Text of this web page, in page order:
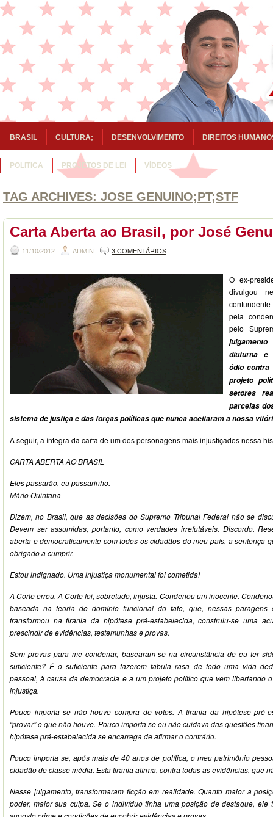
BRASIL CULTURA; DESENVOLVIMENTO DIREITOS
POLITICA PROJETOS DE LEI VÍDEOS
TAG ARCHIVES: JOSE GENUINO;PT;STF
Carta Aberta ao Brasil, por José
11/10/2012 ADMIN 3 COMENTÁRIOS
O ex-
divulgou
pela
pelo
diuturna e
ódio
projeto
setores
parcelas
sistema de justiça e das forças políticas que nunca aceitaram a nossa
A seguir, a íntegra da carta de um dos personagens mais injustiçados nessa
CARTA ABERTA AO BRASIL
Eles passarão, eu passarinho.
Mário Quintana
Dizem, no Brasil, que as decisões do Supremo Tribunal Federal não se
Devem ser assumidas, portanto, como verdades irrefutáveis. Discordo.
aberta e democraticamente com todos os cidadãos do meu país, a sentença
obrigado a cumprir.
Estou indignado. Uma injustiça monumental foi cometida!
A Corte errou. A Corte foi, sobretudo, injusta. Condenou um inocente.
baseada na teoria do domínio funcional do fato, que, nessas paragens
transformou na tirania da hipótese pré-estabelecida, construiu-se uma
prescindir de evidências, testemunhas e provas.
Sem provas para me condenar, basearam-se na circunstância de eu ter
suficiente? É o suficiente para fazerem tabula rasa de todo uma vida
pessoal, à causa da democracia e a um projeto político que vem libertando
injustiça.
Pouco importa se não houve compra de votos. A tirania da hipótese pré-
“provar” o que não houve. Pouco importa se eu não cuidava das questões
hipótese pré-estabelecida se encarrega de afirmar o contrário.
Pouco importa se, após mais de 40 anos de política, o meu patrimônio
cidadão de classe média. Esta tirania afirma, contra todas as evidências, que
Nesse julgamento, transformaram ficção em realidade. Quanto maior a
poder, maior sua culpa. Se o indivíduo tinha uma posição de destaque, ele